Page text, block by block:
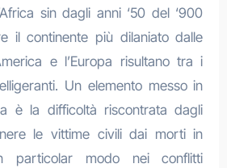
sin dagli anni ‘50 del ‘900
il continente più dilaniato dalle
e l’Europa risultano tra i
Un elemento messo in
è la difficoltà riscontrata dagli
le vittime civili dai morti in
particolar modo nei conflitti